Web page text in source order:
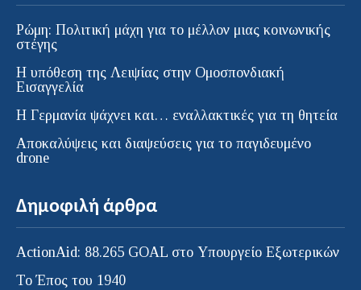
Ρώμη: Πολιτική μάχη για το μέλλον μιας κοινωνικής
στέγης
Η υπόθεση της Λειψίας στην Ομοσπονδιακή
Εισαγγελία
H Γερμανία ψάχνει και… εναλλακτικές για τη θητεία
Αποκαλύψεις και διαψεύσεις για το παγιδευμένο
drone
Δημοφιλή άρθρα
ActionAid: 88.265 GOAL στο Υπουργείο Εξωτερικών
Το Έπος του 1940